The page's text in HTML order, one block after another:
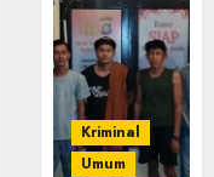
Kriminal
Umum